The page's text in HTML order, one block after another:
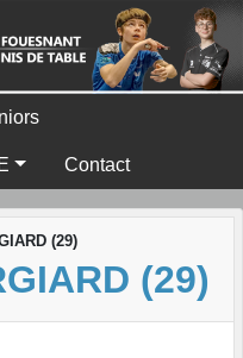
Contact
(29)
(29)